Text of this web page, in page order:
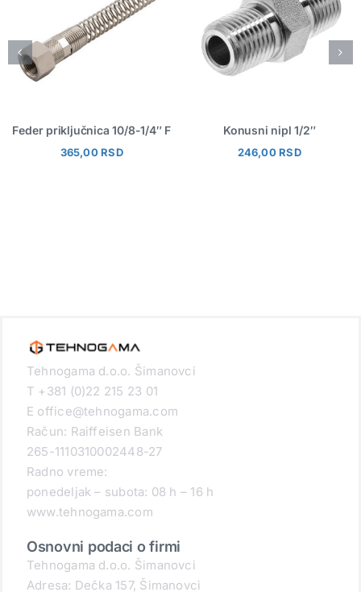
Feder priključnica 10/8-1/4″ F
365,00RSD
Konusni nipl 1/2″
246,00RSD
Tehnogama d.o.o. Šimanovci
T +381 (0)22 215 23 01
E office@tehnogama.com
Račun: Raiffeisen Bank
265-1110310002448-27
Radno vreme:
ponedeljak – subota: 08 h – 16 h
www.tehnogama.com
Osnovni podaci o firmi
Tehnogama d.o.o. Šimanovci
Adresa: Dečka 157, Šimanovci